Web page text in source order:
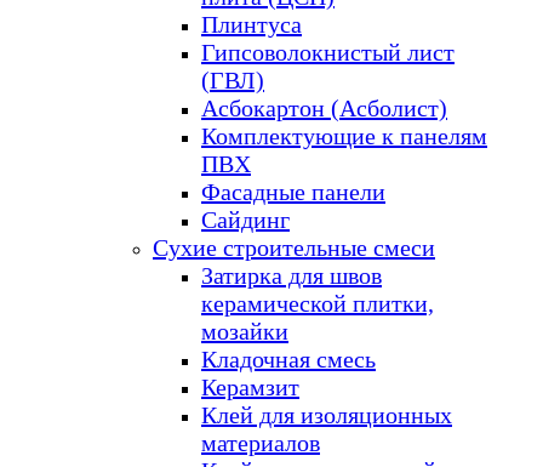
Плинтуса
Гипсоволокнистый лист
(ГВЛ)
Асбокартон (Асболист)
Комплектующие к панелям
ПВХ
Фасадные панели
Сайдинг
Сухие строительные смеси
Затирка для швов
керамической плитки,
мозайки
Кладочная смесь
Керамзит
Клей для изоляционных
материалов